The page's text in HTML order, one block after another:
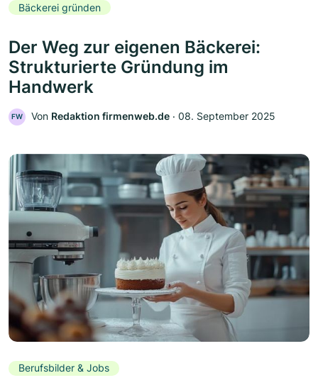
Bäckerei gründen
Der Weg zur eigenen Bäckerei:
Strukturierte Gründung im
Handwerk
FW Von Redaktion firmenweb.de ‧ 08. September 2025
Berufsbilder & Jobs